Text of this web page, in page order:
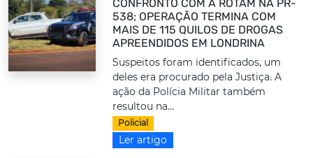
CONFRONTO COM A ROTAM NA PR-
538; OPERAÇÃO TERMINA COM
MAIS DE 115 QUILOS DE DROGAS
APREENDIDOS EM LONDRINA
Suspeitos foram identificados, um
deles era procurado pela Justiça. A
ação da Polícia Militar também
resultou na...
Policial
Ler artigo